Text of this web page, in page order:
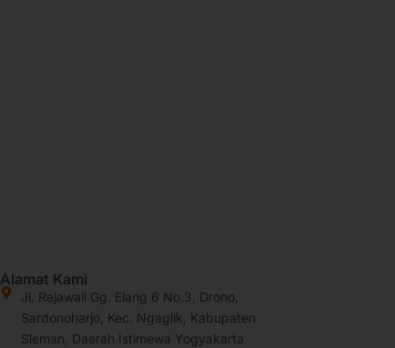
Alamat Kami
Jl. Rajawali Gg. Elang 6 No.3, Drono,
Sardonoharjo, Kec. Ngaglik, Kabupaten
Sleman, Daerah Istimewa Yogyakarta